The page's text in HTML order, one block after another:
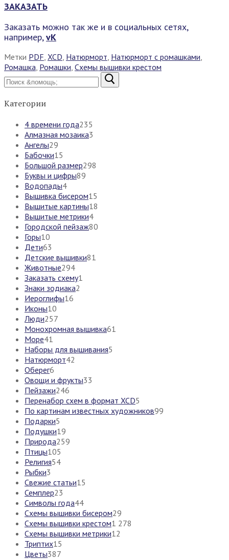
ЗАКАЗАТЬ
Заказать можно так же и в социальных сетях,
например,vK
Метки PDF XCD Натюрморт Натюрморт с ромашками
Ромашка Ромашки Схемы вышивки крестом
Найти:
Категории
4 времени года235
Алмазная мозаика3
Ангелы29
Бабочки15
Большой размер298
Буквы и цифры89
Водопады4
Вышивка бисером15
Вышитые картины18
Вышитые метрики4
Городской пейзаж80
Горы10
Дети63
Детские вышивки81
Животные294
Заказать схему1
Знаки зодиака2
Иероглифы16
Иконы10
Люди257
Монохромная вышивка61
Море41
Наборы для вышивания5
Натюрморт42
Оберег6
Овощи и фрукты33
Пейзажи246
Перенабор схем в формат XCD5
По картинам известных художников99
Подарки5
Подушки19
Природа259
Птицы105
Религия54
Рыбки3
Свежие статьи15
Семплер23
Символы года44
Схемы вышивки бисером29
Схемы вышивки крестом1 278
Схемы вышивки метрики12
Триптих15
Цветы387